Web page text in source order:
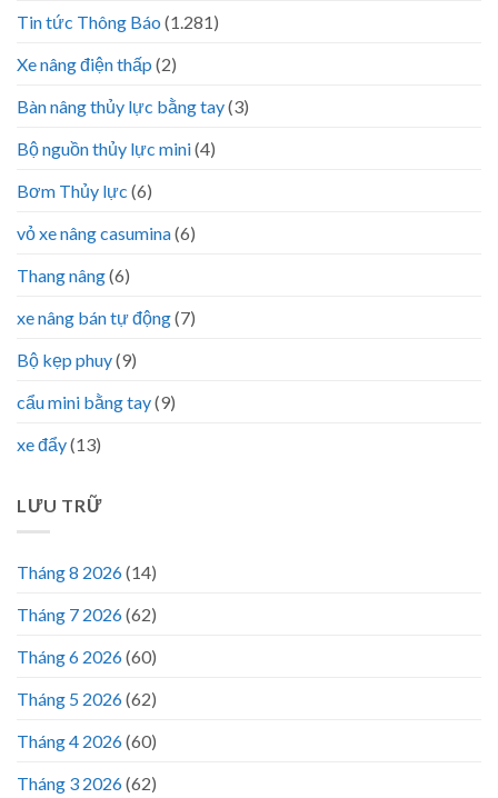
Tin tức Thông Báo (1.281)
Xe nâng điện thấp (2)
Bàn nâng thủy lực bằng tay(3)
Bộ nguồn thủy lực mini(4)
Bơm Thủy lực (6)
vỏ xe nâng casumina(6)
Thang nâng(6)
xe nâng bán tự động(7)
Bộ kẹp phuy(9)
cẩu mini bằng tay(9)
xe đẩy(13)
LƯU TRỮ
Tháng 8 2026(14)
Tháng 7 2026(62)
Tháng 6 2026(60)
Tháng 5 2026(62)
Tháng 4 2026(60)
Tháng 3 2026(62)